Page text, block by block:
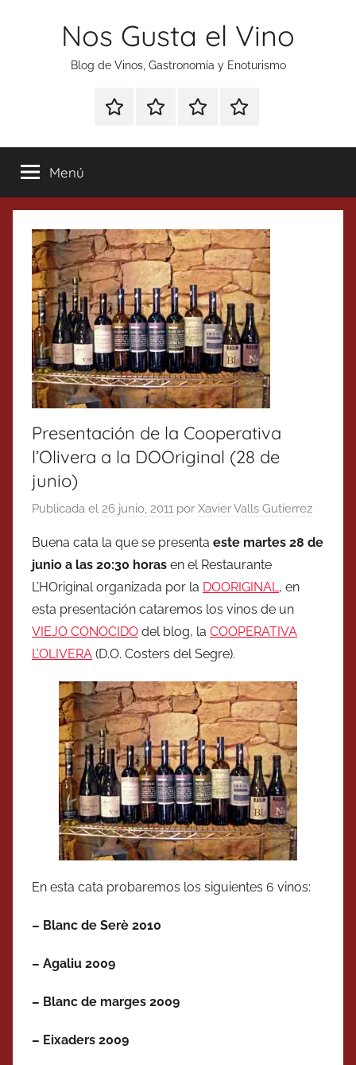
Nos Gusta el Vino
Blog de Vinos, Gastronomía y Enoturismo
Especial
Tonics
Enoturismo
Gastronomía
RankingContacto
Menú
Presentación de la Cooperativa
l’Olivera a la DOOriginal (28 de
junio)
Publicada el 26 junio, 2011 por Xavier Valls Gutierrez
Buena cata la que se presenta este martes 28 de
junio a las 20:30 horas en el Restaurante
L’HOriginal organizada por la DOORIGINAL, en
esta presentación cataremos los vinos de un
VIEJO CONOCIDO del blog, la COOPERATIVA
L’OLIVERA (D.O. Costers del Segre).
En esta cata probaremos los siguientes 6 vinos:
– Blanc de Serè 2010
– Agaliu 2009
– Blanc de marges 2009
– Eixaders 2009